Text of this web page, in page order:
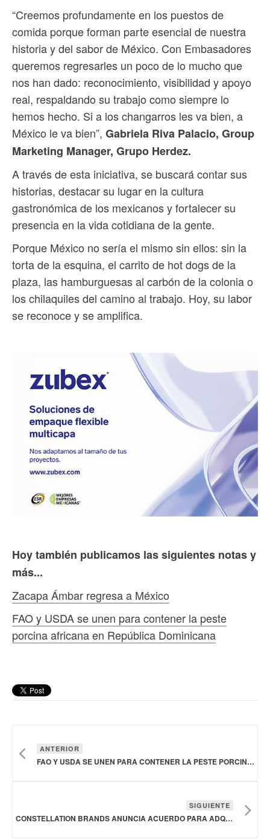
“Creemos profundamente en los puestos de
comida porque forman parte esencial de nuestra
historia y del sabor de México. Con Embasadores
queremos regresarles un poco de lo mucho que
nos han dado: reconocimiento, visibilidad y apoyo
real, respaldando su trabajo como siempre lo
hemos hecho. Si a los changarros les va bien, a
México le va bien”, Gabriela Riva Palacio, Group
Marketing Manager, Grupo Herdez.
A través de esta iniciativa, se buscará contar sus
historias, destacar su lugar en la cultura
gastronómica de los mexicanos y fortalecer su
presencia en la vida cotidiana de la gente.
Porque México no sería el mismo sin ellos: sin la
torta de la esquina, el carrito de hot dogs de la
plaza, las hamburguesas al carbón de la colonia o
los chilaquiles del camino al trabajo. Hoy, su labor
se reconoce y se amplifica.
Hoy también publicamos las siguientes notas y
más...
Zacapa Ámbar regresa a México
FAO y USDA se unen para contener la peste
porcina africana en República Dominicana
ANTERIOR
FAO Y USDA SE UNEN PARA CONTENER LA PESTE PORCINA AFRICANA EN REPÚBLICA DOMINICANA
SIGUIENTE
CONSTELLATION BRANDS ANUNCIA ACUERDO PARA ADQUIRIR LA MARCA DE BEBIDAS NO ALCOHÓLICAS HOPWTR